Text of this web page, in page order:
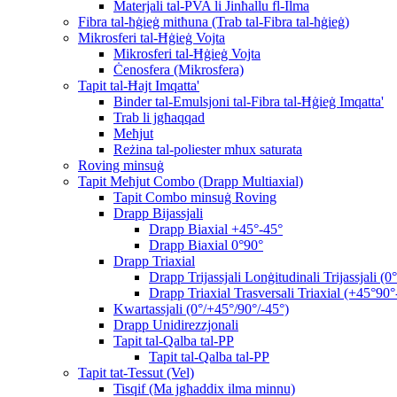
Materjali tal-PVA li Jinħallu fl-Ilma
Fibra tal-ħġieġ mitħuna (Trab tal-Fibra tal-ħġieġ)
Mikrosferi tal-Ħġieġ Vojta
Mikrosferi tal-Ħġieġ Vojta
Ċenosfera (Mikrosfera)
Tapit tal-Ħajt Imqatta'
Binder tal-Emulsjoni tal-Fibra tal-Ħġieġ Imqatta'
Trab li jgħaqqad
Meħjut
Reżina tal-poliester mhux saturata
Roving minsuġ
Tapit Meħjut Combo (Drapp Multiaxial)
Tapit Combo minsuġ Roving
Drapp Bijassjali
Drapp Biaxial +45°-45°
Drapp Biaxial 0°90°
Drapp Triaxial
Drapp Trijassjali Lonġitudinali Trijassjali
Drapp Triaxial Trasversali Triaxial
Kwartassjali (0°/+45°/90°/-45°)
Drapp Unidirezzjonali
Tapit tal-Qalba tal-PP
Tapit tal-Qalba tal-PP
Tapit tat-Tessut (Vel)
Tisqif (Ma jgħaddix ilma minnu)